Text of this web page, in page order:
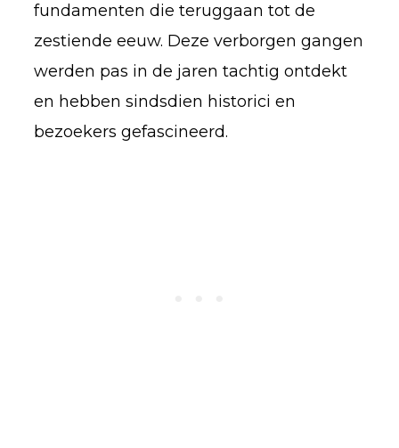
fundamenten die teruggaan tot de
zestiende eeuw. Deze verborgen gangen
werden pas in de jaren tachtig ontdekt
en hebben sindsdien historici en
bezoekers gefascineerd.